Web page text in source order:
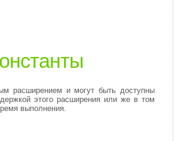
расширением и могут быть доступны
этого расширения или же в том
выполнения.